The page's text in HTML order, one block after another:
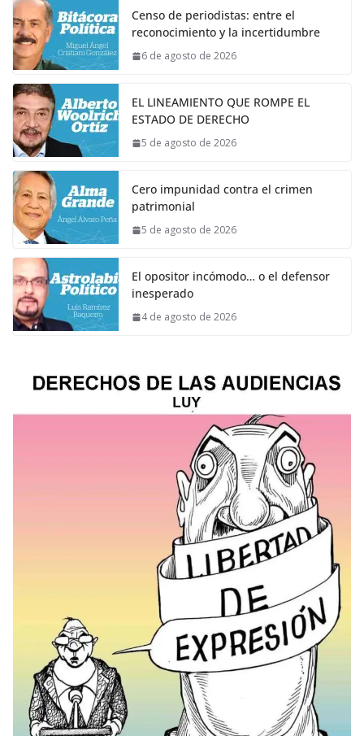
Censo de periodistas: entre el
reconocimiento y la incertidumbre
6 de agosto de 2026
EL LINEAMIENTO QUE ROMPE EL
ESTADO DE DERECHO
5 de agosto de 2026
Cero impunidad contra el crimen
patrimonial
5 de agosto de 2026
El opositor incómodo… o el defensor
inesperado
4 de agosto de 2026